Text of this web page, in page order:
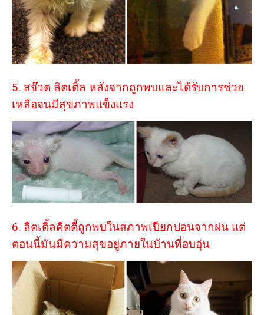
5. สจ๊วต ลิตเติ้ล หลังจากถูกพบและได้รับการช่วย
เหลือจนมีสุขภาพแข็งแรง
6. ลิตเติ้ลคิตตี้ถูกพบในสภาพเปียกปอนจากฝน แต่
ตอนนี้มันมีความสุขอยู่ภายในบ้านที่อบอุ่น